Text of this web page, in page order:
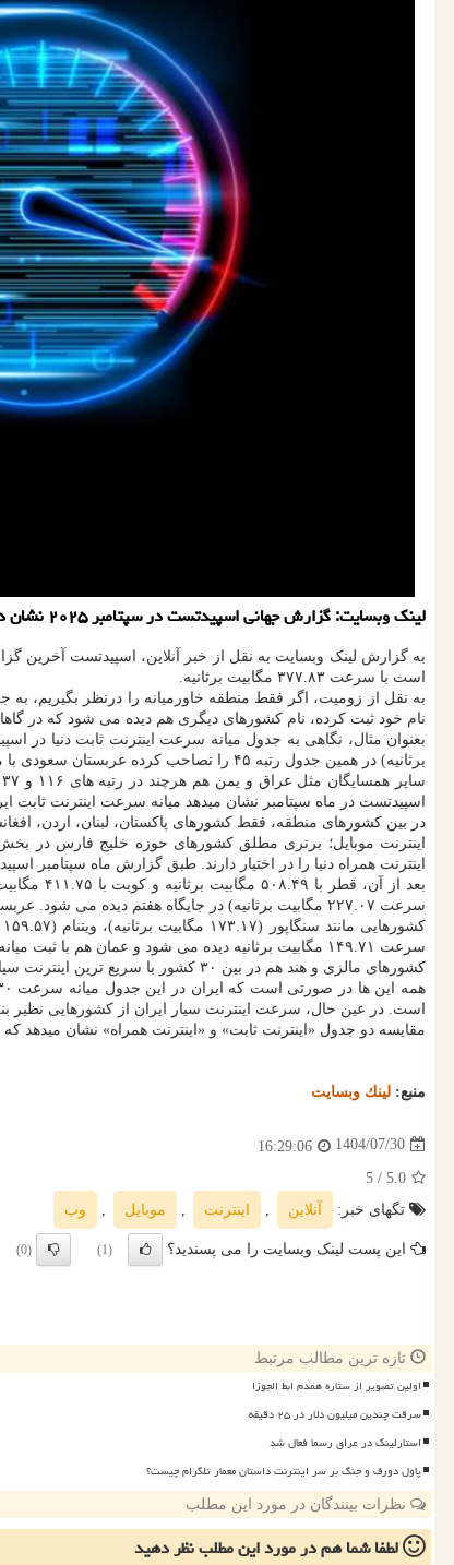
لینک وبسایت: گزارش جهانی اسپیدتست در سپتامبر ۲۰۲۵ نشان داده است سرعت اینترنت ایران در بین ۱۴۲ جهان قرار دارد؛ درحالی که کشورهای آسیایی با فاصله زیاد پیشتاز هستند.
است با سرعت ۳۷۷.۸۳ مگابیت برثانیه.
به نقل از زومیت، اگر فقط منطقه خاورمیانه را درنظر بگیریم،
نام خود ثبت کرده، نام کشورهای دیگری هم دیده می شود که در
برثانیه) در همین جدول رتبه ۴۵ را تصاحب کرده عربستان سعودی با میانه سرعت ۱۲۸.۵۷ مگابیت برثانیه در رتبه ۴۸ ایستاده است.
اسپیدتست در ماه سپتامبر نشان میدهد میانه سرعت اینترنت ثابت ایران ۱۹.۲۳ مگابیت برثانیه است و این سرعت
در بین کشورهای منطقه، فقط کشورهای پاکستان، لبنان، اردن،
اینترنت موبایل؛ برتری مطلق کشورهای حوزه خلیج فارس در
اینترنت همراه دنیا را در اختیار دارند. طبق گزارش ماه سپتامبر اسپیدتست، امارات متحده عربی با ثبت
سرعت ۲۲۷.۰۷ مگابیت برثانیه) در جایگاه هفتم دیده می شود. عربستان سعودی هم با ثبت میانه سرعت ۱۹۱.۴۰ مگابیت برثانیه در رده نهم این جدول ایستاده است.
سرعت ۱۴۹.۷۱ مگابیت برثانیه دیده می شود و عمان هم با ثبت میانه سرعت ۱۴۱.۰۷ مگابیت برثانیه رتبه بیست ویکم را در اختیار دارد.
کشورهای مالزی و هند هم در بین ۳۰ کشور با سریع ترین اینترنت سیار دنیا قرار دارند و به ترتیب با میانه سرعت ۱۴۰.۳۴ مگابیت برثانیه و ۱۲۹.۶۵ مگابیت برثانیه در رتبه های ۲۲ و ۲۸ ایستاده اند.
است. در عین حال، سرعت اینترنت سیار ایران از کشورهایی نظیر
مقایسه دو جدول «اینترنت ثابت» و «اینترنت همراه» نشان میدهد
منبع: لینك وبسایت
1404/07/30
16:29:06
5.0
/ 5
تگهای خبر:
آنلاین اینترنت موبایل وب
این پست لینک وبسایت را می پسندید؟ (1)
(0)
تازه ترین مطالب مرتبط
اولین تصویر از ستاره همدم ابط الجوزا
سرقت چندین میلیون دلار در ۲۵ دقیقه
استارلینک در عراق رسما فعال شد
پاول دورف و جنگ بر سر اینترنت داستان معمار تلگرام چیست؟
نظرات بینندگان در مورد این مطلب
لطفا شما همدر مورد این مطلبنظر دهید